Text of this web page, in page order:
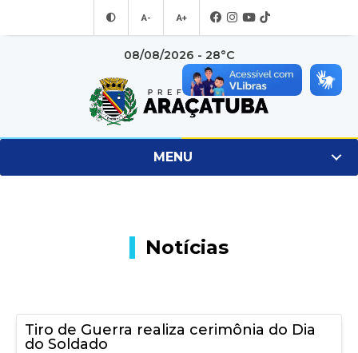
A- A+
08/08/2026 - 28°C
MENU
Notícias
Tiro de Guerra realiza cerimônia do Dia
do Soldado